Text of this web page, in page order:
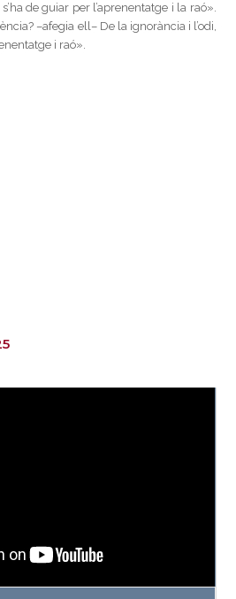
de guiar per l’aprenentatge i la raó».
–afegia ell– De la ignorància i l’odi,
i raó».